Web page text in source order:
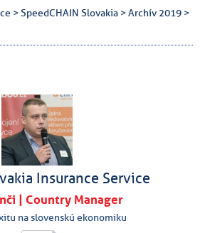
>SpeedCHAIN Slovakia >Archív 2019 >
Insurance Service
| Country Manager
na slovenskú ekonomiku